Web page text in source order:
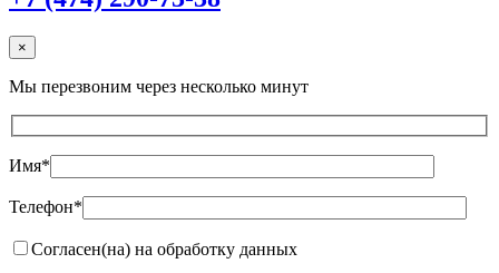
×
Мы перезвоним через несколько минут
Имя*
Телефон*
Согласен(на) на обработку данных